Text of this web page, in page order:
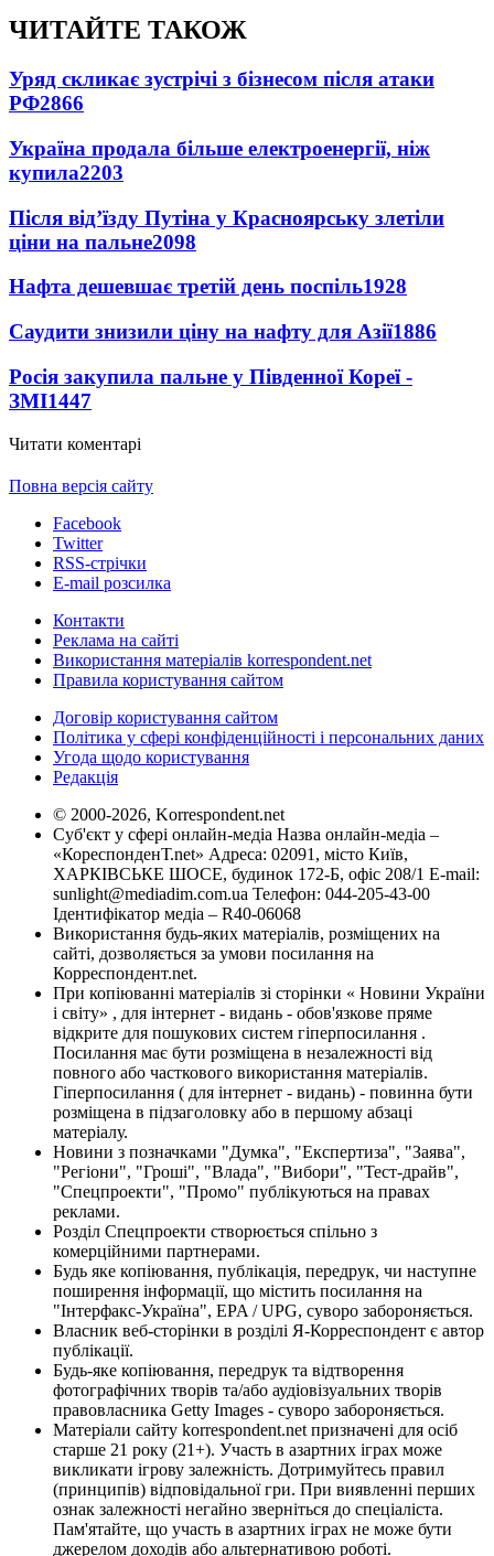
ЧИТАЙТЕ ТАКОЖ
Уряд скликає зустрічі з бізнесом після атаки
РФ2866
Україна продала більше електроенергії, ніж
купила2203
Після від’їзду Путіна у Красноярську злетіли
ціни на пальне2098
Нафта дешевшає третій день поспіль1928
Саудити знизили ціну на нафту для Азії1886
Росія закупила пальне у Південної Кореї -
ЗМІ1447
Читати коментарі
Повна версія сайту
Facebook
Twitter
RSS-стрічки
E-mail розсилка
Контакти
Реклама на сайті
Використання матеріалів korrespondent.net
Правила користування сайтом
Договір користування сайтом
Політика у сфері конфіденційності і персональних даних
Угода щодо користування
Редакція
© 2000-2026, Korrespondent.net
Суб'єкт у сфері онлайн-медіа Назва онлайн-медіа –
«КореспонденТ.net» Адреса: 02091, місто Київ,
ХАРКІВСЬКЕ ШОСЕ, будинок 172-Б, офіс 208/1 E-mail:
sunlight@mediadim.com.ua Телефон: 044-205-43-00
Ідентифікатор медіа – R40-06068
Використання будь-яких матеріалів, розміщених на
сайті, дозволяється за умови посилання на
Корреспондент.net.
При копіюванні матеріалів зі сторінки « Новини України
і світу» , для інтернет - видань - обов'язкове пряме
відкрите для пошукових систем гіперпосилання .
Посилання має бути розміщена в незалежності від
повного або часткового використання матеріалів.
Гіперпосилання ( для інтернет - видань) - повинна бути
розміщена в підзаголовку або в першому абзаці
матеріалу.
Новини з позначками "Думка", "Експертиза", "Заява",
"Регіони", "Гроші", "Влада", "Вибори", "Тест-драйв",
"Спецпроекти", "Промо" публікуються на правах
реклами.
Розділ Спецпроекти створюється спільно з
комерційними партнерами.
Будь яке копіювання, публікація, передрук, чи наступне
поширення інформації, що містить посилання на
"Інтерфакс-Україна", EPA / UPG, суворо забороняється.
Власник веб-сторінки в розділі Я-Корреспондент є автор
публікації.
Будь-яке копіювання, передрук та відтворення
фотографічних творів та/або аудіовізуальних творів
правовласника Getty Images - суворо забороняється.
Матеріали сайту korrespondent.net призначені для осіб
старше 21 року (21+). Участь в азартних іграх може
викликати ігрову залежність. Дотримуйтесь правил
(принципів) відповідальної гри. При виявленні перших
ознак залежності негайно зверніться до спеціаліста.
Пам'ятайте, що участь в азартних іграх не може бути
джерелом доходів або альтернативою роботі.